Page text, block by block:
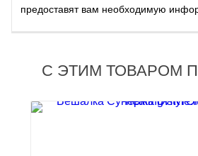
предоставят вам необходимую
С ЭТИМ ТОВАРОМ